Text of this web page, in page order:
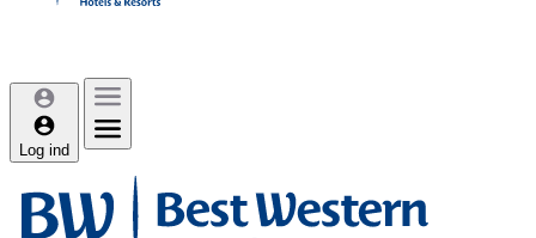
Log ind